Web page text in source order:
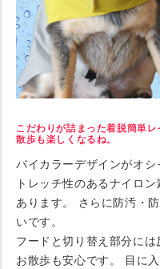
こだわりが詰まった着脱簡単
散歩も楽しくなるね。
バイカラーデザインがオ
トレッチ性のあるナイロ
あります。 さらに防汚・
いです。
フードと切り替え部分に
お散歩も安心です。 目に